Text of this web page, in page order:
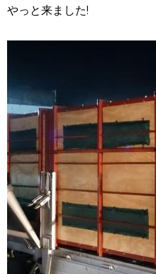
やっと来ました!